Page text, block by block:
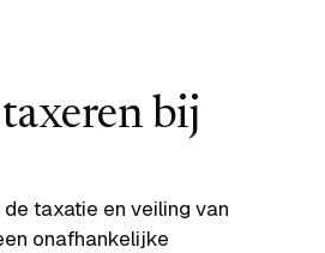
bij
taxatie en veiling van
onafhankelijke